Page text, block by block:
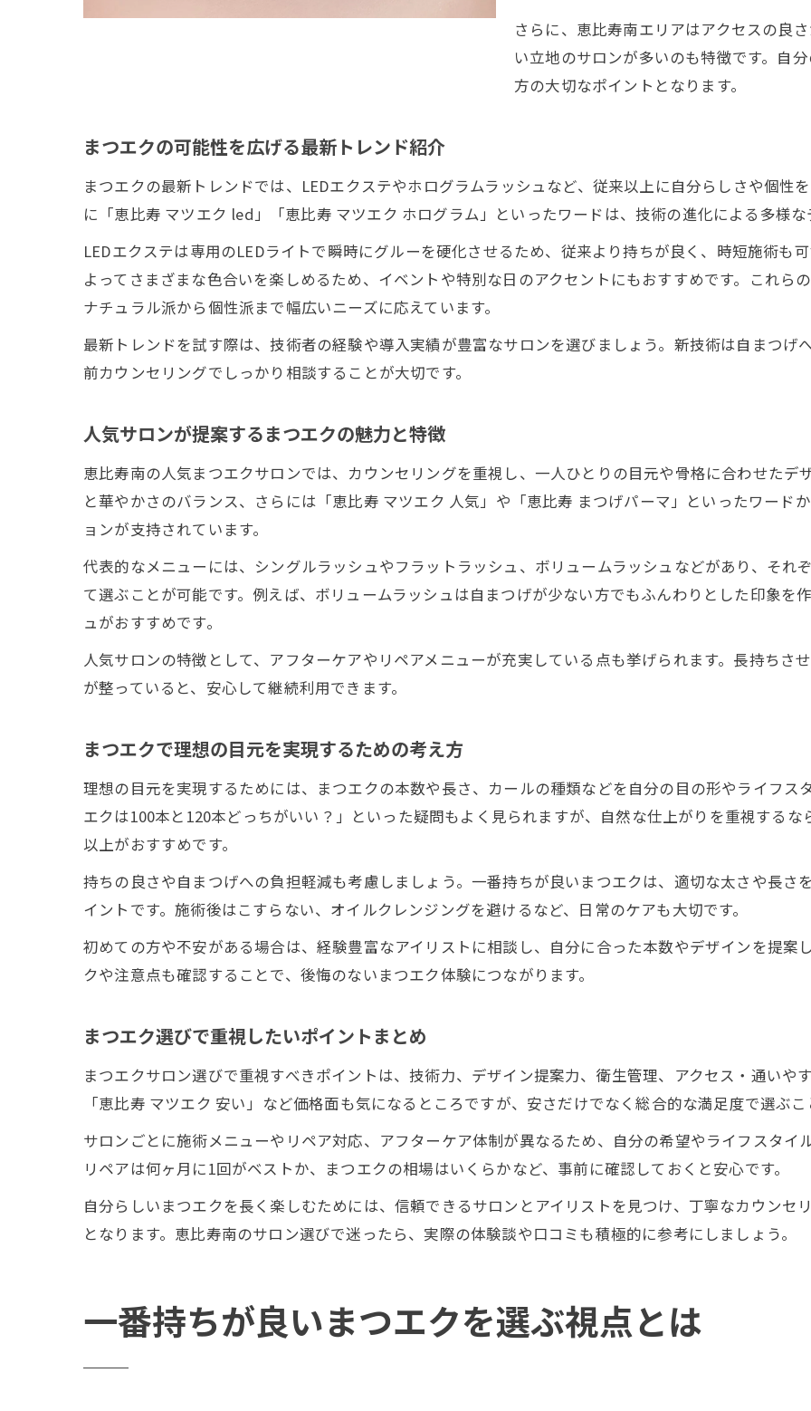
まつエク100本と120本の違いを徹底解説
自分に合うまつエク本数の選び方ポイント
本数ごとのまつエク仕上がり比較と選択基準
LEDまつエクとは？最新技術の魅力を解説
最新まつエク技術で叶える長持ちの秘訣
LEDまつエクと従来法の違いと選び方のコツ
恵比寿南で理想を実現するまつエク活用法
人気サロンでまつエクの理想を叶えるコツ
さらに、恵比寿南エリアはアクセスの良
い立地のサロンが多いのも特徴です。自
方の大切なポイントとなります。
まつエクの可能性を広げる最新トレンド紹介
まつエクの最新トレンドでは、LEDエクステやホログラムラッシュなど、従来以上に自分らしさや個性
に「恵比寿 マツエク led」「恵比寿 マツエク ホログラム」といったワードは、技術の進化による多様
LEDエクステは専用のLEDライトで瞬時にグルーを硬化させるため、従来より持ちが良く、時短施術も
よってさまざまな色合いを楽しめるため、イベントや特別な日のアクセントにもおすすめです。これら
ナチュラル派から個性派まで幅広いニーズに応えています。
最新トレンドを試す際は、技術者の経験や導入実績が豊富なサロンを選びましょう。新技術は自まつげ
前カウンセリングでしっかり相談することが大切です。
人気サロンが提案するまつエクの魅力と特徴
恵比寿南の人気まつエクサロンでは、カウンセリングを重視し、一人ひとりの目元や骨格に合わせたデ
と華やかさのバランス、さらには「恵比寿 マツエク 人気」や「恵比寿 まつげパーマ」といったワード
ョンが支持されています。
代表的なメニューには、シングルラッシュやフラットラッシュ、ボリュームラッシュなどがあり、それ
て選ぶことが可能です。例えば、ボリュームラッシュは自まつげが少ない方でもふんわりとした印象を
ュがおすすめです。
人気サロンの特徴として、アフターケアやリペアメニューが充実している点も挙げられます。長持ちさ
が整っていると、安心して継続利用できます。
まつエクで理想の目元を実現するための考え方
理想の目元を実現するためには、まつエクの本数や長さ、カールの種類などを自分の目の形やライフス
エクは100本と120本どっちがいい？」といった疑問もよく見られますが、自然な仕上がりを重視する
以上がおすすめです。
持ちの良さや自まつげへの負担軽減も考慮しましょう。一番持ちが良いまつエクは、適切な太さや長さ
イントです。施術後はこすらない、オイルクレンジングを避けるなど、日常のケアも大切です。
初めての方や不安がある場合は、経験豊富なアイリストに相談し、自分に合った本数やデザインを提案
クや注意点も確認することで、後悔のないまつエク体験につながります。
まつエク選びで重視したいポイントまとめ
まつエクサロン選びで重視すべきポイントは、技術力、デザイン提案力、衛生管理、アクセス・通いや
「恵比寿 マツエク 安い」など価格面も気になるところですが、安さだけでなく総合的な満足度で選ぶ
サロンごとに施術メニューやリペア対応、アフターケア体制が異なるため、自分の希望やライフスタイ
リペアは何ヶ月に1回がベストか、まつエクの相場はいくらかなど、事前に確認しておくと安心です。
自分らしいまつエクを長く楽しむためには、信頼できるサロンとアイリストを見つけ、丁寧なカウンセ
となります。恵比寿南のサロン選びで迷ったら、実際の体験談や口コミも積極的に参考にしましょう。
一番持ちが良いまつエクを選ぶ視点とは